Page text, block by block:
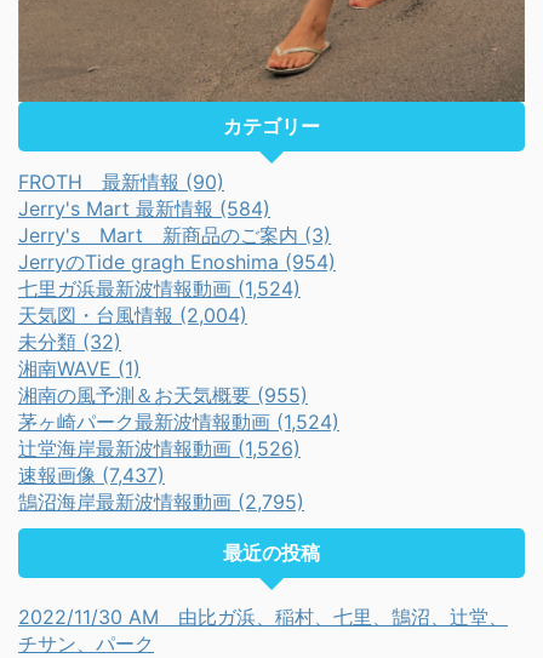
カテゴリー
FROTH 最新情報 (90)
Jerry's Mart 最新情報 (584)
Jerry's Mart 新商品のご案内 (3)
JerryのTide gragh Enoshima (954)
七里ガ浜最新波情報動画 (1,524)
天気図・台風情報 (2,004)
未分類 (32)
湘南WAVE (1)
湘南の風予測＆お天気概要 (955)
茅ヶ崎パーク最新波情報動画 (1,524)
辻堂海岸最新波情報動画 (1,526)
速報画像 (7,437)
鵠沼海岸最新波情報動画 (2,795)
最近の投稿
2022/11/30 AM 由比ガ浜、稲村、七里、鵠沼、辻堂、
チサン、パーク